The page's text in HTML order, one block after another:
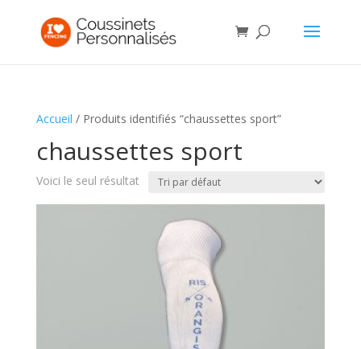
Accueil / Produits identifiés “chaussettes sport”
chaussettes sport
Voici le seul résultat